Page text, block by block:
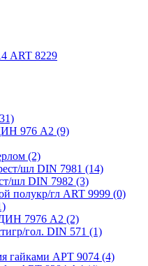
ART 8229
976 А2 (9)
(2)
шл DIN 7981 (14)
шл DIN 7982 (3)
полукр/гл ART 9999 (0)
ДИН 7976 А2 (2)
гол. DIN 571 (1)
гайками АРТ 9074 (4)